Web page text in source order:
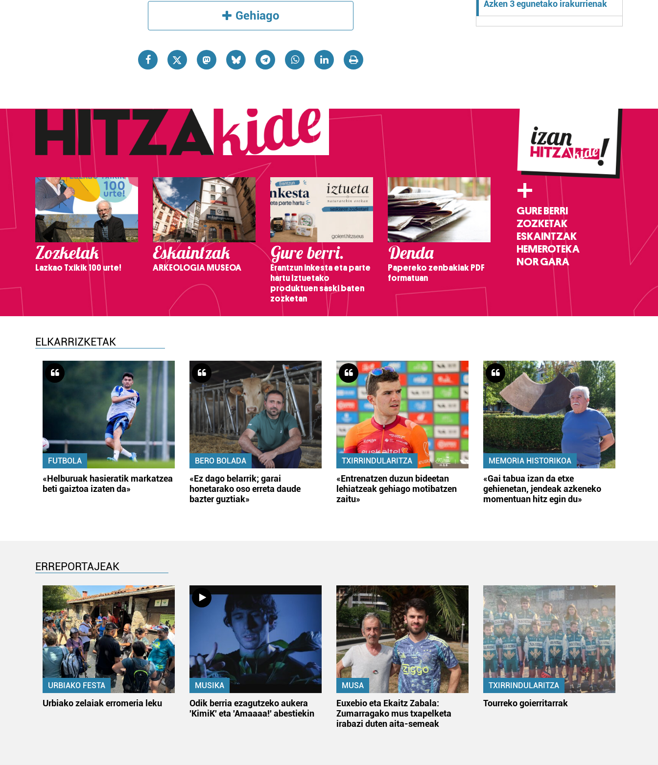
Gehiago
Azken 3 egunetako irakurrienak
Zozketak
Lazkao Txikik 100 urte!
Eskaintzak
ARKEOLOGIA MUSEOA
Gure berri.
Erantzun inkesta eta parte
hartu Iztuetako
produktuen saski baten
zozketan
Denda
Papereko zenbakiak PDF
formatuan
+
GURE BERRI
ZOZKETAK
ESKAINTZAK
HEMEROTEKA
NOR GARA
ELKARRIZKETAK
FUTBOLA
«Helburuak hasieratik markatzea
beti gaiztoa izaten da»
BERO BOLADA
«Ez dago belarrik; garai
honetarako oso erreta daude
bazter guztiak»
TXIRRINDULARITZA
«Entrenatzen duzun bideetan
lehiatzeak gehiago motibatzen
zaitu»
MEMORIA HISTORIKOA
«Gai tabua izan da etxe
gehienetan, jendeak azkeneko
momentuan hitz egin du»
ERREPORTAJEAK
URBIAKO FESTA
Urbiako zelaiak erromeria leku
MUSIKA
Odik berria ezagutzeko aukera
'KimiK' eta 'Amaaaa!' abestiekin
MUSA
Euxebio eta Ekaitz Zabala:
Zumarragako mus txapelketa
irabazi duten aita-semeak
TXIRRINDULARITZA
Tourreko goierritarrak